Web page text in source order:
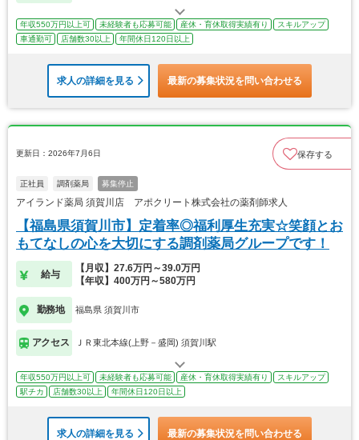
年収550万円以上可 未経験者も応募可能 産休・育休取得実績有り
スキルアップ
車通勤可
店舗数30以上 年間休日120日以上
求人の詳細を見る 最新の募集状況を問い合わせる
更新日：2026年7月6日 保存する
正社員 調剤薬局 募集停止
アイランド薬局 須賀川店 アポクリート株式会社の薬剤師求人
【福島県須賀川市】定着率◎福利厚生充実☆笑顔とお
もてなしの心を大切にする調剤薬局グループです！
給与
【月収】27.6万円～39.0万円
【年収】400万円～580万円
勤務地 福島県 須賀川市
アクセス ＪＲ東北本線(上野－盛岡) 須賀川駅
年収550万円以上可 未経験者も応募可能 産休・育休取得実績有り
スキルアップ
駅チカ
店舗数30以上 年間休日120日以上
求人の詳細を見る 最新の募集状況を問い合わせる